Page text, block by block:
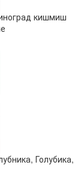
кишмиш
Голубика,